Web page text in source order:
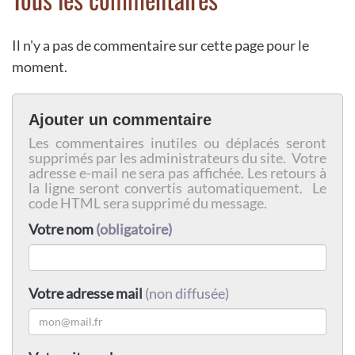
Il n'y a pas de commentaire sur cette page pour le
moment.
Ajouter un commentaire
Les commentaires inutiles ou déplacés seront
supprimés par les administrateurs du site. Votre
adresse e-mail ne sera pas affichée. Les retours à
la ligne seront convertis automatiquement. Le
code HTML sera supprimé du message.
Votre nom(obligatoire)
Votre adresse mail (non diffusée)